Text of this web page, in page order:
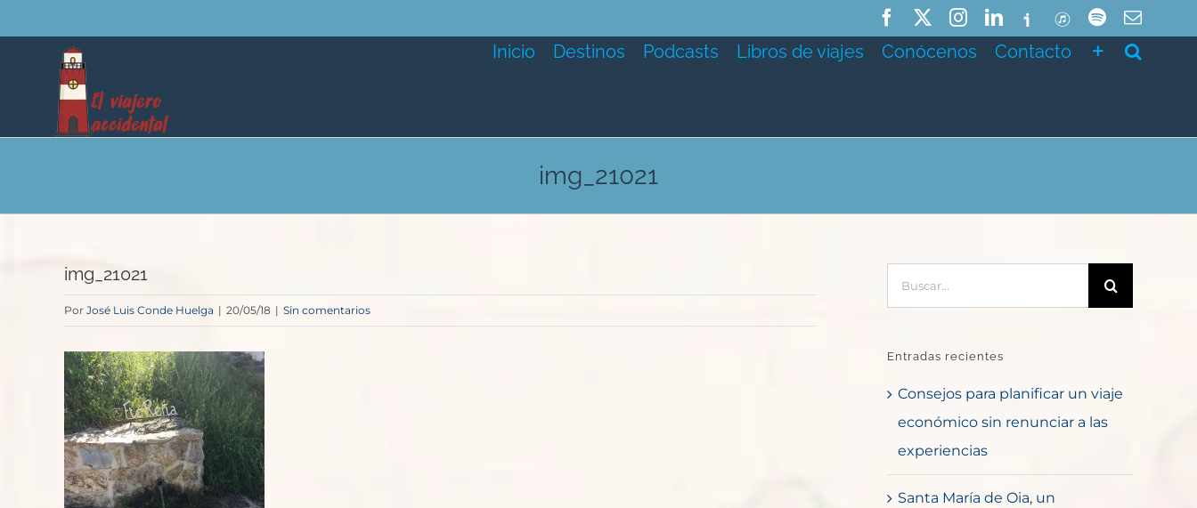
al
contenido
FacebookInstagramLinkedIn
IvooxITunesSpotifyCorreo
Inicio Destinos Podcasts Libros de viajes Conócenos Contacto
img_21021
img_21021
Por José Luis Conde Huelga | 20/05/18 | Sin comentarios
Entradas recientes
Consejos para planificar un viaje
económico sin renunciar a las
experiencias
Santa María de Oia, un